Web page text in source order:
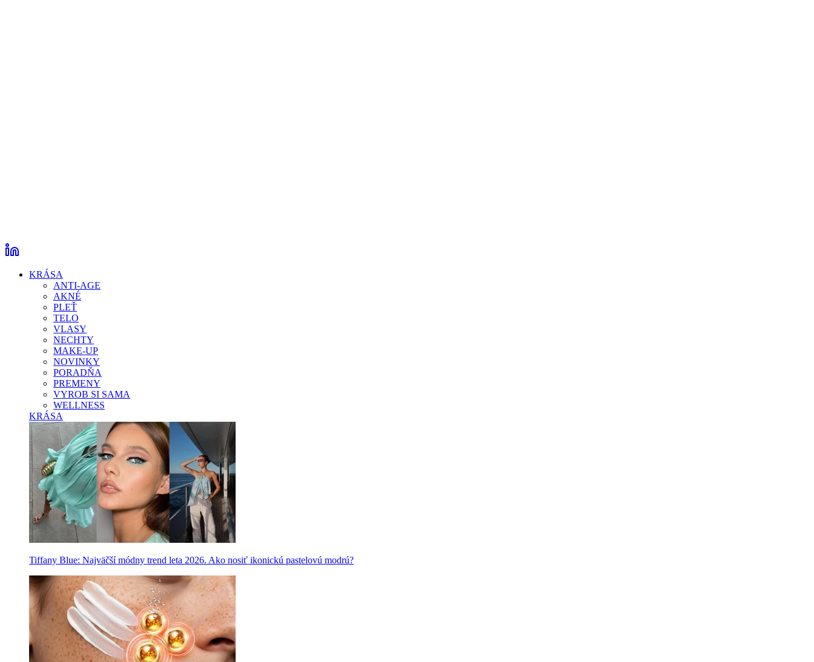
KRÁSA
ANTI-AGE
AKNÉ
PLEŤ
TELO
VLASY
NECHTY
MAKE-UP
NOVINKY
PORADŇA
PREMENY
VYROB SI SAMA
WELLNESS
KRÁSA
Tiffany Blue: Najväčší módny trend leta 2026. Ako nosiť ikonickú pastelovú modrú?